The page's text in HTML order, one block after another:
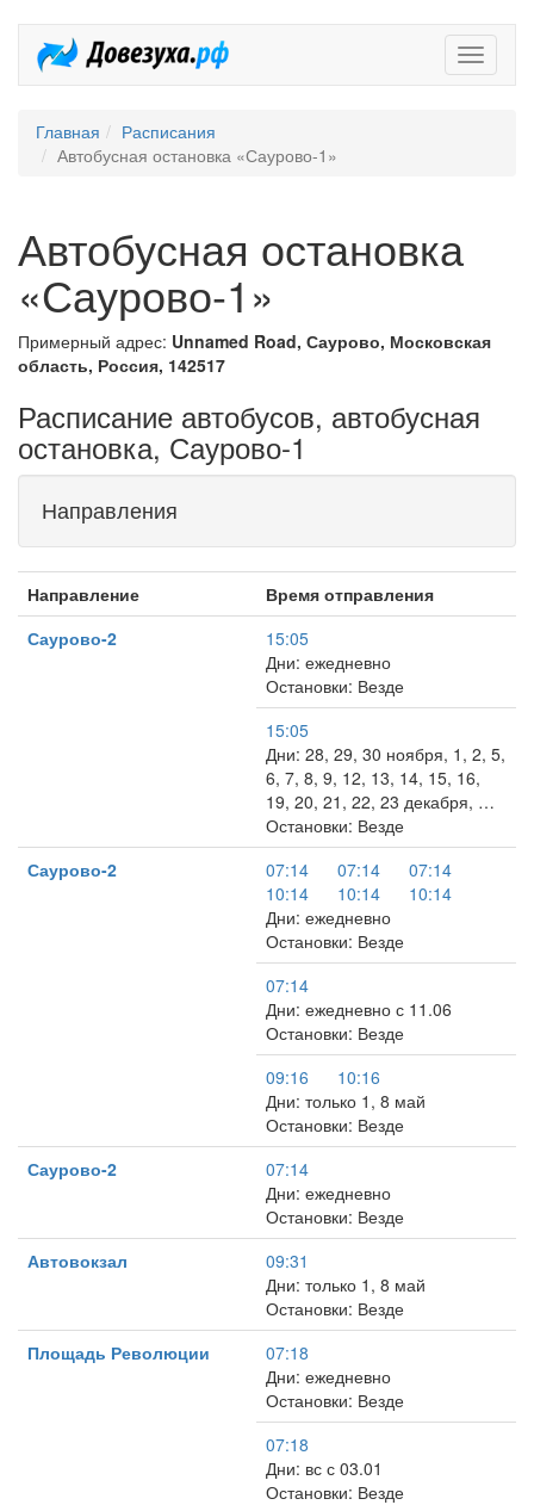
Главная
Расписания
Автобусная остановка «Саурово-1»
Автобусная остановка
«Саурово-1»
Примерный адрес: Unnamed Road, Саурово, Московская
область, Россия, 142517
Расписание автобусов, автобусная
остановка, Саурово-1
Направления
Направление
Время отправления
Саурово-2
15:05
Дни: ежедневно
Остановки: Везде
15:05
Дни: 28, 29, 30 ноября, 1, 2, 5,
6, 7, 8, 9, 12, 13, 14, 15, 16,
19, 20, 21, 22, 23 декабря, …
Остановки: Везде
Саурово-2
07:14 07:14
07:14
10:14
10:14
10:14
Дни: ежедневно
Остановки: Везде
07:14
Дни: ежедневно с 11.06
Остановки: Везде
09:16
10:16
Дни: только 1, 8 май
Остановки: Везде
Саурово-2
07:14
Дни: ежедневно
Остановки: Везде
Автовокзал
09:31
Дни: только 1, 8 май
Остановки: Везде
Площадь Революции
07:18
Дни: ежедневно
Остановки: Везде
07:18
Дни: вс с 03.01
Остановки: Везде